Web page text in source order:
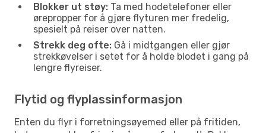
Blokker ut støy: Ta med hodetelefoner eller
ørepropper for å gjøre flyturen mer fredelig,
spesielt på reiser over natten.
Strekk deg ofte: Gå i midtgangen eller gjør
strekkøvelser i setet for å holde blodet i gang på
lengre flyreiser.
Flytid og flyplassinformasjon
Enten du flyr i forretningsøyemed eller på fritiden,